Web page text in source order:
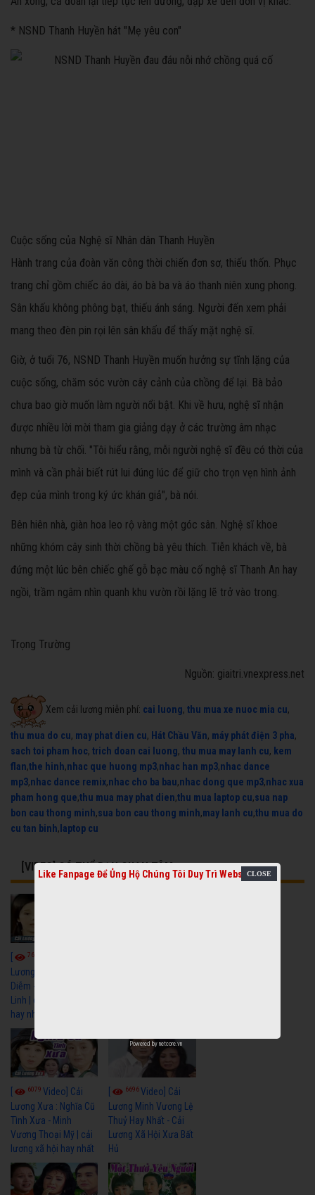
* NSND Thanh Huyền hát "Mẹ yêu con"
Cuộc sống của Nghệ sĩ Nhân dân Thanh Huyền
Hành trang của đoàn văn công thời chiến đơn sơ, thiếu thốn. Phục
trang chỉ gồm chiếc áo dài, áo bà ba và áo thanh niên xung phong.
Sân khấu không phông bạt, thiếu ánh sáng. Người đến xem phải
mang theo đèn pin rọi lên sân khấu để thấy mặt nghệ sĩ.
Giờ, ở tuổi 76, NSND Thanh Huyền muốn hưởng sự tĩnh lặng của
cuộc sống, chăm sóc vườn cây cảnh của chồng để lại. Bà bảo
chưa bao giờ muốn làm người nổi bật. Khi về hưu, nghệ sĩ nhận
được nhiều lời mời tham gia giảng dạy ở các trường âm nhạc
nhưng bà từ chối. "Tôi hiểu rằng, mỗi người nghệ sĩ đều có thời của
mình và cần phải biết rút lui đúng lúc để giữ cho trọn vẹn hình ảnh
đẹp của mình trong ký ức khán giả", bà nói.
Bên hiên nhà, giàn hoa leo rộ vàng một góc sân. Nghệ sĩ khoe
những khóm cây sinh thời chồng bà yêu thích. Tiễn khách về, bà
đứng một lúc bên chiếc ghế gỗ bạc màu cố nghệ sĩ Thanh An hay
ngồi, trầm ngâm nhìn quanh khu vườn rồi lặng lẽ trở vào trong.
Trọng Trường
Nguồn: giaitri.vnexpress.net
Xem cải lương miễn phí: cai luong, thu mua xe nuoc mia cu,
thu mua do cu, may phat dien cu, Hát Chầu Văn, máy phát điện 3 pha,
sach toi pham hoc, trich doan cai luong, thu mua may lanh cu, kem
flan,the hinh,nhac que huong mp3,nhac han mp3,nhac dance
mp3,nhac dance remix,nhac cho ba bau,nhac dong que mp3,nhac xua
pham hong que,thu mua may phat dien,thu mua laptop cu,sua nap
bon cau thong minh,sua bon cau thong minh,may lanh cu,thu mua do
cu tan binh, laptop cu
[VIDEO] CÓ THỂ BẠN QUAN TÂM
7683
Lương Xưa : Đời Cô
Diễm - Vũ Linh Tài
Linh | cải lương xã hội
hay nhất
6079 Video] Cải
Lương Xưa : Nghĩa Cũ
Tình Xưa - Minh
Vương Thoại Mỹ | cải
lương xã hội hay nhất
6696Video] Cải
Lương Minh Vương Lệ
Thuỷ Hay Nhất - Cải
Lương Xã Hội Xưa Bất
Hủ
Like Fanpage Để Ủng Hộ Chúng Tôi Duy Trì Website
Powered by netcore.vn